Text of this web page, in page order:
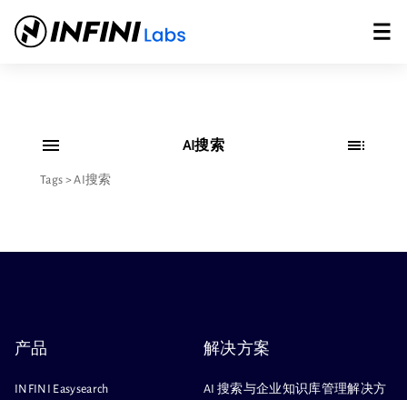
AI搜索
Tags >AI搜索
产品
INFINI Easysearch
解决方案
AI 搜索与企业知识库管理解决方